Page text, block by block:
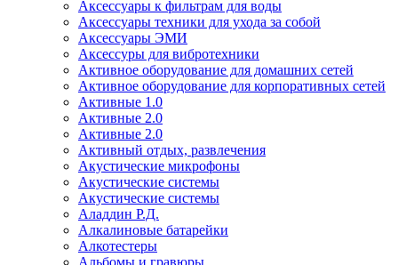
Аксессуары к фильтрам для воды
Аксессуары техники для ухода за собой
Аксессуары ЭМИ
Аксессуры для вибротехники
Активное оборудование для домашних сетей
Активное оборудование для корпоративных сетей
Активные 1.0
Активные 2.0
Активные 2.0
Активный отдых, развлечения
Акустические микрофоны
Акустические системы
Акустические системы
Аладдин Р.Д.
Алкалиновые батарейки
Алкотестеры
Альбомы и гравюры